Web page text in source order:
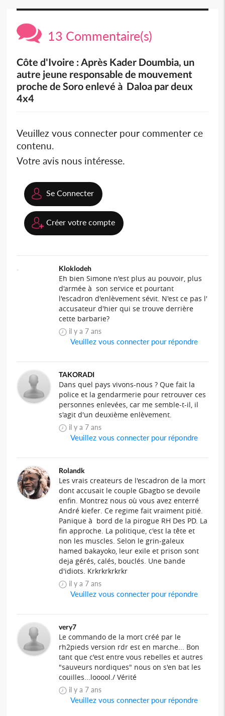
13 Commentaire(s)
Côte d'Ivoire : Après Kader Doumbia, un
autre jeune responsable de mouvement
proche de Soro enlevé à Daloa par deux
4x4
Veuillez vous connecter pour commenter ce
contenu.
Votre avis nous intéresse.
Se Connecter
Créer votre compte
Kloklodeh
Eh bien Simone n'est plus au pouvoir, plus
d'armée à son service et pourtant
l'escadron d'enlèvement sévit. N'est ce pas l'
accusateur d'hier qui se trouve derrière
cette barbarie?
il y a 7 ans
Veuillez vous connecter pour répondre
TAKORADI
Dans quel pays vivons-nous ? Que fait la
police et la gendarmerie pour retrouver ces
personnes enlevées, car me semble-t-il, il
s'agit d'un deuxième enlèvement.
il y a 7 ans
Veuillez vous connecter pour répondre
Rolandk
Les vrais createurs de l'escadron de la mort
dont accusait le couple Gbagbo se devoile
enfin. Montrez nous où vous avez enterré
André kiefer. Ce regime fait vraiment pitié.
Panique à bord de la pirogue RH Des PD. La
fin approche. La politique, c'est la tête et
non les muscles. Selon le grin-galeux
hamed bakayoko, leur exile et prison sont
deja gérés, calés, bouclés. Une bande
d'idiots. Krkrkrkrkrkr
il y a 7 ans
Veuillez vous connecter pour répondre
very7
Le commando de la mort créé par le
rh2pieds version rdr est en marche... Bon
tant que c'est entre vous rebelles et autres
"sauveurs nordiques" nous on s'en bat les
couilles...looool./ Vérité
il y a 7 ans
Veuillez vous connecter pour répondre